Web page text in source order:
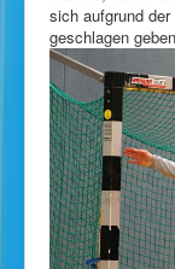
sich aufgrund
geschlagen